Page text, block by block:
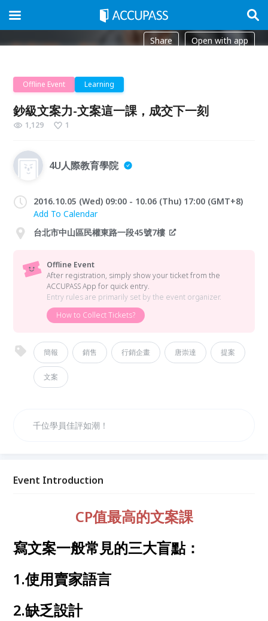
Share Open with app
Offline Event Learning
鈔級文案力-文案這一課，成交下一刻
1,129 1
4U人際教育學院
2016.10.05 (Wed) 09:00 - 10.06 (Thu) 17:00 (GMT+8)
Add To Calendar
台北市中山區民權東路一段45號7樓
Offline Event
After registration, simply show your ticket from the
ACCUPASS App for quick entry.
Entry rules are primarily set by the event organizer.
How to Collect Tickets?
簡報 銷售 行銷企畫 唐崇達 提案
文案
千位學員佳評如潮！
Event Introduction
CP值最高的文案課
寫文案一般常見的三大盲點：
1.使用賣家語言
2.缺乏設計